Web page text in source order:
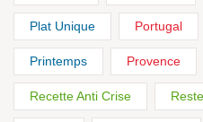
Plat Unique Portugal
Printemps Provence
Recette Anti Crise